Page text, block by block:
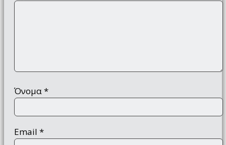
Όνομα*
Email *